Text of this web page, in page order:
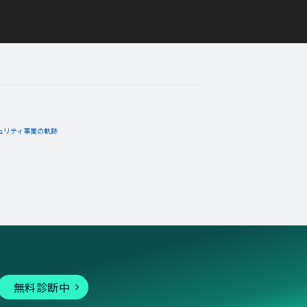
リティ事業の軌跡
無料診断中